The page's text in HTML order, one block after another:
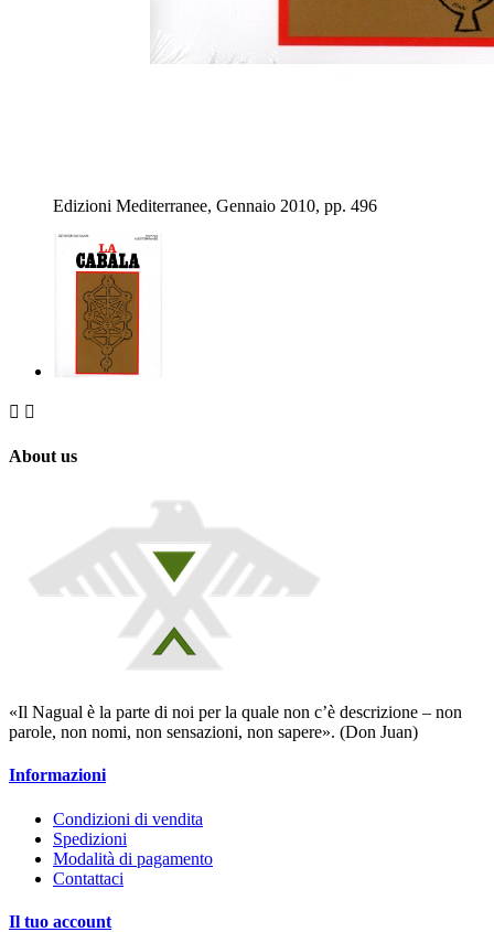
Edizioni Mediterranee, Gennaio 2010, pp. 496
 
About us
«Il Nagual è la parte di noi per la quale non c’è descrizione – non
parole, non nomi, non sensazioni, non sapere». (Don Juan)
Informazioni
Condizioni di vendita
Spedizioni
Modalità di pagamento
Contattaci
Il tuo account